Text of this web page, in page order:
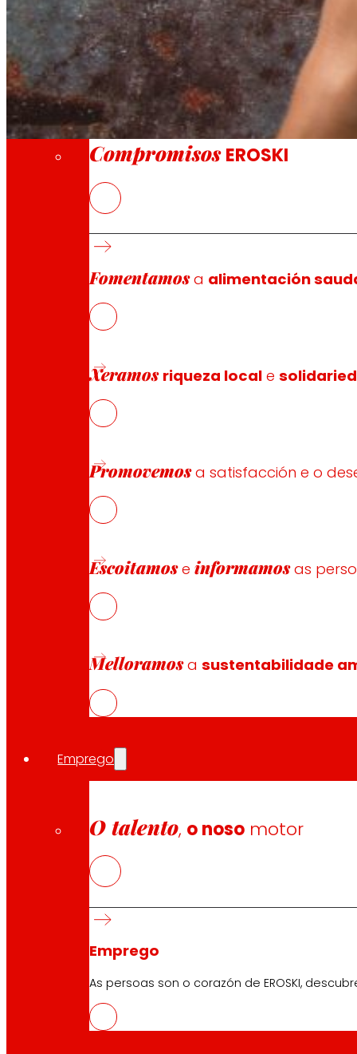
Compromisos
Compromisos EROSKI
Fomentamosa alimentación
Xeramos riqueza local e
Promovemosa satisfacción e o
Escoitamoseinformamosas
Melloramosasustentabilidade
Emprego
O talento, o noso motor
Emprego
As persoas son o corazón de EROSKI,
súmase a unha colaboración con outras 13
Goberno Vasco a través do programa HAZITEK 2022
O sector agroalimentario, responsable do 8% das
tecnolóxico clave para a sustentabilidade
Atención ao cliente:
EROSKI Corporativo
Quen somos
Compromisos
Investidores
Innovación
Tendas EROSKI